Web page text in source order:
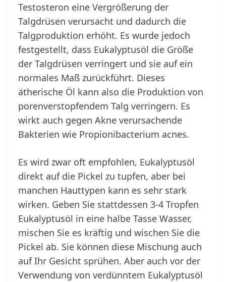
Testosteron eine Vergrößerung der
Talgdrüsen verursacht und dadurch die
Talgproduktion erhöht. Es wurde jedoch
festgestellt, dass Eukalyptusöl die Größe
der Talgdrüsen verringert und sie auf ein
normales Maß zurückführt. Dieses
ätherische Öl kann also die Produktion von
porenverstopfendem Talg verringern. Es
wirkt auch gegen Akne verursachende
Bakterien wie Propionibacterium acnes.
Es wird zwar oft empfohlen, Eukalyptusöl
direkt auf die Pickel zu tupfen, aber bei
manchen Hauttypen kann es sehr stark
wirken. Geben Sie stattdessen 3-4 Tropfen
Eukalyptusöl in eine halbe Tasse Wasser,
mischen Sie es kräftig und wischen Sie die
Pickel ab. Sie können diese Mischung auch
auf Ihr Gesicht sprühen. Aber auch vor der
Verwendung von verdünntem Eukalyptusöl